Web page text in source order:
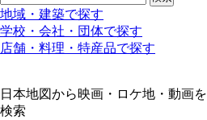
地域・建築で探す
学校・会社・団体で探す
店舗・料理・特産品で探す
日本地図から映画・ロケ地・動画を
検索